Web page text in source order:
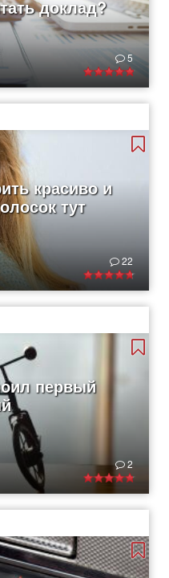
доклад?
5
красиво и
тут
22
первый
2